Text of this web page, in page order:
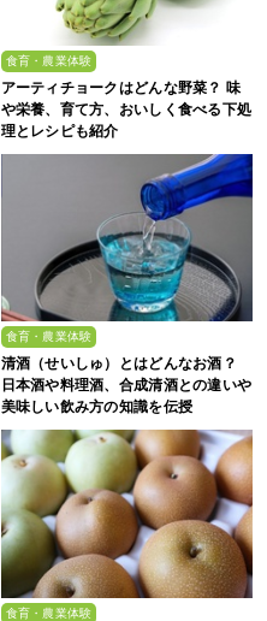
食育・農業体験
アーティチョークはどんな野菜？ 味
や栄養、育て方、おいしく食べる下処
理とレシピも紹介
食育・農業体験
清酒（せいしゅ）とはどんなお酒？
日本酒や料理酒、合成清酒との違いや
美味しい飲み方の知識を伝授
食育・農業体験